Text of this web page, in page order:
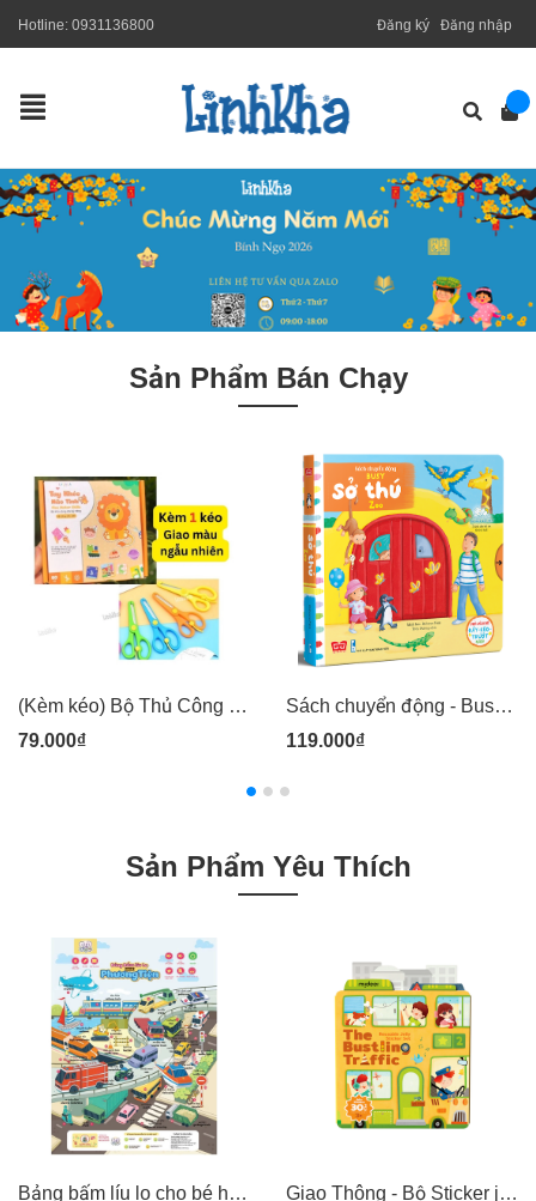
Hotline: 0931136800 Đăng ký Đăng nhập
Sản Phẩm Bán Chạy
(Kèm kéo) Bộ Thủ Công Tay Khéo Não Tinh - Phân Loại Hộp 80 tờ Cắt Dán - Lalala Baby
79.000₫
Sách chuyển động - Busy - The zoo - Sở thú
119.000₫
Sản Phẩm Yêu Thích
Bảng bấm líu lo cho bé học nói song ngữ -Ú Oà Toys
Giao Thông - Bộ Sticker jelly thạch mềm dẻo dán được nhiều lần mideer (30 stickers)